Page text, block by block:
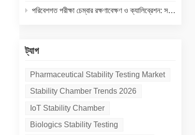
পরিবেশগত পরীক্ষা চেম্বার রক্ষণাবেক্ষণ ও ক্যালিব্রেশন: সরঞ্জামের আয়ুষ্কাল বাড়ানো এবং নির্ভুল ফলাফল নিশ্চিত করার একটি ব্যবহারিক গাইড
ট্যাগ
Pharmaceutical Stability Testing Market
Stability Chamber Trends 2026
IoT Stability Chamber
Biologics Stability Testing